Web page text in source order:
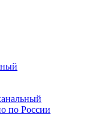
по России